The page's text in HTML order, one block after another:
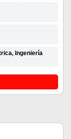
Ingeniería